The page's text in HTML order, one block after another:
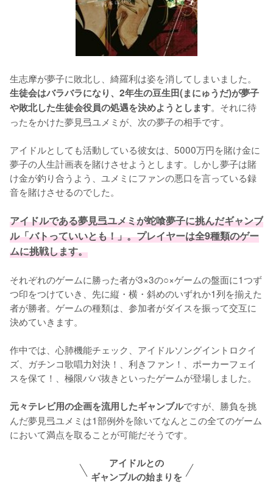
生志摩が夢子に敗北し、綺羅利は姿を消してしまいました。
生徒会はバラバラになり、2年生の豆生田(まにゅうだ)が夢子
や敗北した生徒会役員の処遇を決めようとします。それに待
ったをかけた夢見弖ユメミが、次の夢子の相手です。
アイドルとしても活動している彼女は、5000万円を賭け金に
夢子の人生計画表を賭けさせようとします。しかし夢子は賭
け金が釣り合うよう、ユメミにファンの悪口を言っている録
音を賭けさせるのでした。
アイドルである夢見弖ユメミが蛇喰夢子に挑んだギャンブ
ル「バトっていいとも！」。プレイヤーは全9種類のゲー
ムに挑戦します。
それぞれのゲームに勝った者が3×3の○×ゲームの盤面に1つず
つ印をつけていき、先に縦・横・斜めのいずれか1列を揃えた
者が勝者。ゲームの種類は、参加者がダイスを振って交互に
決めていきます。
作中では、心肺機能チェック、アイドルソングイントロクイ
ズ、ガチンコ歌唱力対決！、利きファン！、ポーカーフェイ
スを保て！、極限ババ抜きといったゲームが登場しました。
元々テレビ用の企画を流用したギャンブルですが、勝負を挑
んだ夢見弖ユメミは1部例外を除いてなんとこの全てのゲーム
において満点を取ることが可能だそうです。
アイドルとの
ギャンブルの始まりを